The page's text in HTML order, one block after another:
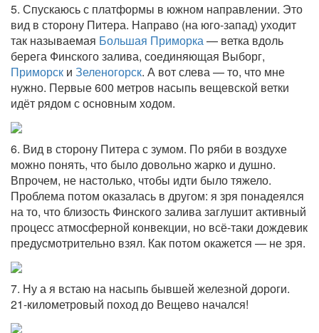
5. Спускаюсь с платформы в южном направлении. Это
вид в сторону Питера. Направо (на юго-запад) уходит
так называемая Большая Приморка— ветка вдоль
берега Финского залива, соединяющая Выборг,
Приморск и Зеленогорск. А вот слева — то, что мне
нужно. Первые 600 метров насыпь вещевской ветки
идёт рядом с основным ходом.
6. Вид в сторону Питера с зумом. По ряби в воздухе
можно понять, что было довольно жарко и душно.
Впрочем, не настолько, чтобы идти было тяжело.
Проблема потом оказалась в другом: я зря понадеялся
на то, что близость Финского залива заглушит активный
процесс атмосферной конвекции, но всё-таки дождевик
предусмотрительно взял. Как потом окажется — не зря.
7. Ну а я встаю на насыпь бывшей железной дороги.
21-километровый поход до Вещево начался!